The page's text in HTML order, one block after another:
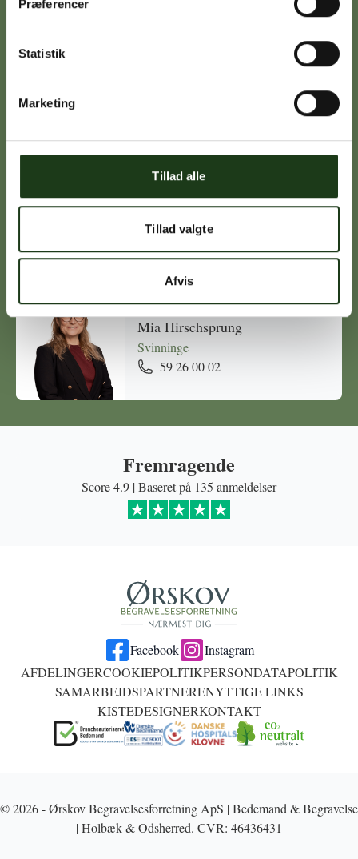
Præferencer
Statistik
Marketing
Tillad alle
Tillad valgte
Afvis
Michael Ørskov
Holbæk
Mia Hirschsprung
Svinninge
59 26 00 02
Fremragende
Score 4.9 | Baseret på 135 anmeldelser
Facebook
Instagram
AFDELINGERCOOKIEPOLITIKPERSONDATAPOLITIK
SAMARBEJDSPARTNERENYTTIGE LINKS
KISTEDESIGNERKONTAKT
© 2026 - Ørskov Begravelsesforretning ApS | Bedemand & Begravelse
| Holbæk & Odsherred. CVR: 46436431